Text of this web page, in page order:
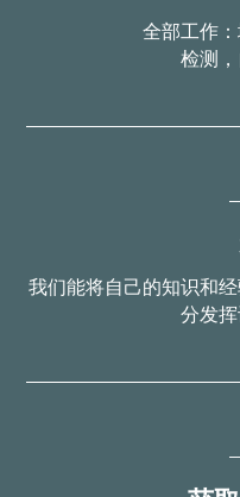
全部工作
检测，
我们能将自己的知识和
分发挥